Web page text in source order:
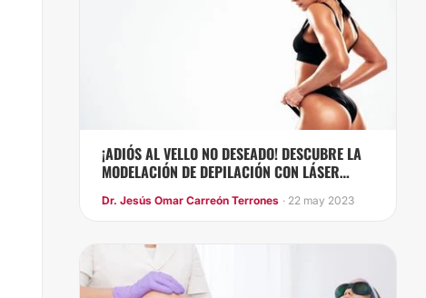
¡ADIÓS AL VELLO NO DESEADO! DESCUBRE LA
MODELACIÓN DE DEPILACIÓN CON LÁSER
SOPRANO ICE PARA UNA PIEL SUAVE Y SIN
PREOCUPACIONES
Dr. Jesús Omar Carreón Terrones · 22 may 2023